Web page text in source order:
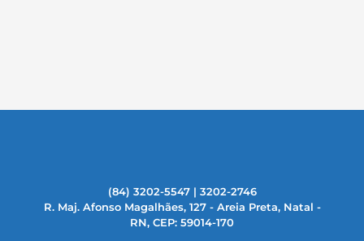
(84) 3202-5547 | 3202-2746
R. Maj. Afonso Magalhães, 127 - Areia Preta, Natal -
RN, CEP: 59014-170